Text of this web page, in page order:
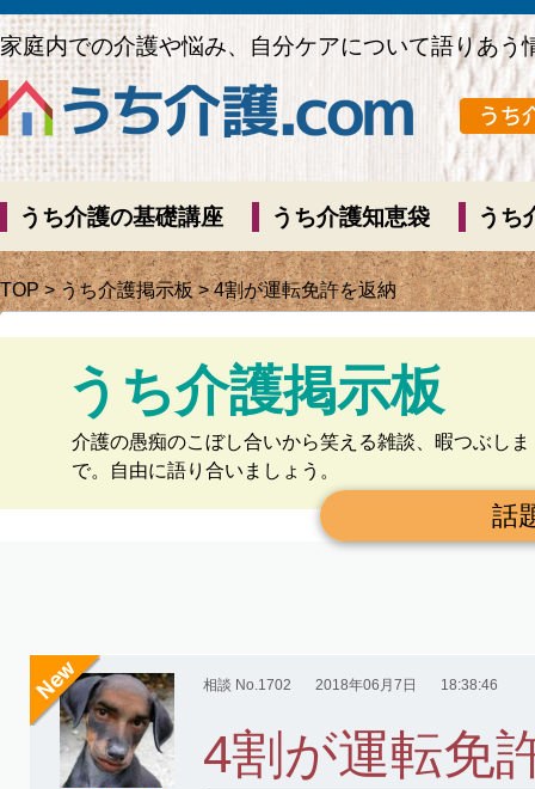
家庭内での介護や悩み、自分ケアについて語りあう
うち介護の基礎講座 うち介護知恵袋 うち
TOP>うち介護掲示板> 4割が運転免許を返納
うち介護掲示板
介護の愚痴のこぼし合いから笑える雑談、暇つぶしま
で。自由に語り合いましょう。
話
相談 No.1702 2018年06月7日 18:38:46
4割が運転免